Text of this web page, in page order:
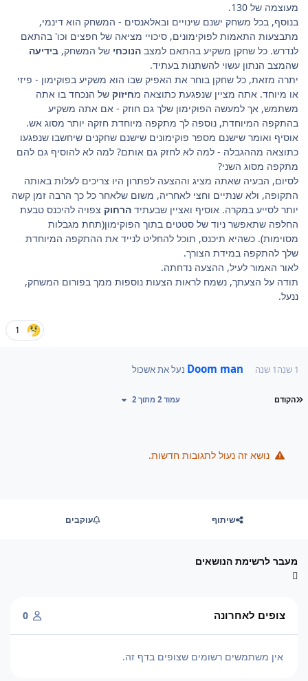
מעוצמה של 130.
בנוסף, בכל משחק ישנם שינויים ובאלאנסים - המשחק הוא דינמי,
מתבצעות התאמות לפוקימונים, סיכויי מציאה של חפצים וכו' בהתאם
לנדרש. כל שחקן משקיע בהתאם למצב הנוכחי של המשחק, בידיעה
שהמצב הנתון עשוי להשתנות בעתיד.
יתרה מזאת, כל שחקן בוחר את האפיק שבו הוא משקיע בפוקימון - פיזי
או מיוחד. אתה מציין שנפגעת כתוצאה מחיזוק של הנכחד בו אתה
משתמש, אך למעשה הפוקימון שלך גם חוזק - אם אתה משקיע
בהתקפה המיוחדת, נוספה לך מתקפה מיוחדת חזקה יותר מסוג אש.
אוסיף ואומר שישנם מספר פוקימונים שישנם שחקנים שיחשבו שנפגעו
כתוצאה מההגבלה - למה לא לחזק גם אותם? למה לא להוסיף גם להם
מתקפה מסוג השני?
לסיום, הבעיה שאתה מציג וההצעה לפתרון היו צריכים לעלות באותה
התקופה, ולא שנתיים וחצי לאחריה, משום שלאחר כל כך הרבה זמן קשה
יותר לסייע במקרה. אוסיף ואציין שבעתיד הרחוק צפויה להיכנס טבעת
החלפה שתאפשר ניוד של סטטים בתוך הפוקימון(תחת מגבלות
מסוימות). כשהיא תיכנס, תוכל להחליט לנייד את ההתקפה המיוחדת
שלך להתקפה במידת הצורך.
לאור האמור לעיל, ההצעה נדחתה.
תודה על הצעתך, נשמח לראות הצעות נוספות ממך בפורום המשחק,
ננעל.
1
1 שנה 1 שנה Doom man נעל את אשכול
עמוד ראשון
הקודם עמוד 2 מתוך 2
נושא זה נעול לתגובות חדשות.
שיתוף עוקבים
מעבר לרשימת הנושאים
צופים לאחרונה 0
אין משתמשים רשומים שצופים בדף זה.